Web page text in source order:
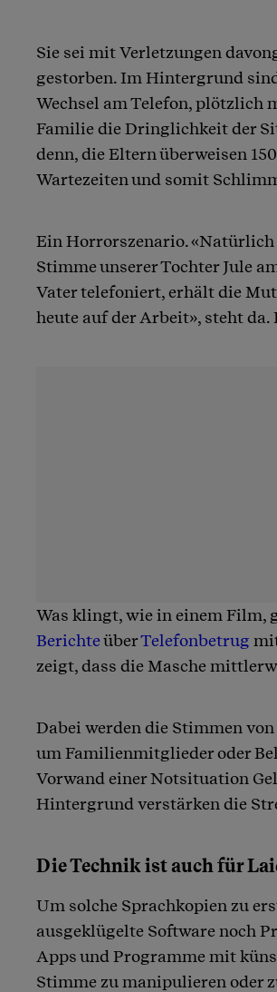
Sie sei mit Verletzungen
gestorben. Im Hintergrund
Wechsel am Telefon, plötzlich
Familie die Dringlichkeit der
denn, die Eltern überweisen
Wartezeiten und somit
Ein Horrorszenario. «Natürlich
Stimme unserer Tochter Jule
Vater telefoniert, erhält die
heute auf der Arbeit», steht da.
Was klingt, wie in einem Film,
BerichteüberTelefonbetrug
zeigt, dass die Masche
Dabei werden die Stimmen
um Familienmitglieder oder
Vorwand einer Notsituation
Hintergrund verstärken die
Die Technik ist auch für
Um solche Sprachkopien zu
ausgeklügelte Software noch
Apps und Programme mit
Stimme zu manipulieren oder